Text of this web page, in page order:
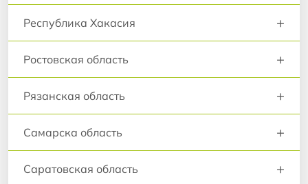
Республика Хакасия +
Ростовская область +
Рязанская область +
Самарска область +
Саратовская область +